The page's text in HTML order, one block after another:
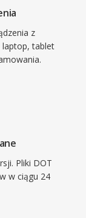
z
tablet
Pliki DOT
w ciągu 24